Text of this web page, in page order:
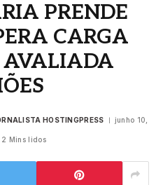
PRENDE
CARGA
AVALIADA
HOSTINGPRESS junho 10,
2 Mins lidos